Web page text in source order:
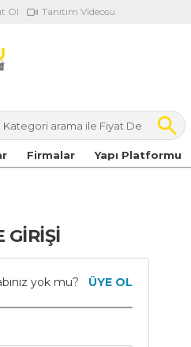
Ol Tanıtım Videosu
Firmalar Yapı Platformu
GİRİŞİ
yok mu? ÜYE OL